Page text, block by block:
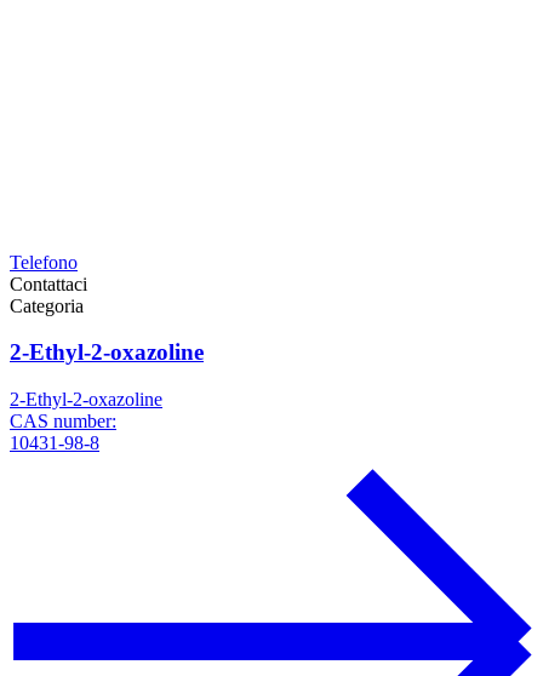
Telefono
Contattaci
Categoria
2-Ethyl-2-oxazoline
2-Ethyl-2-oxazoline
CAS number:
10431-98-8